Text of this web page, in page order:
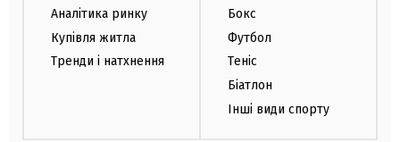
Аналітика ринку
Купівля житла
Тренди і натхнення
Бокс
Футбол
Теніс
Біатлон
Інші види спорту